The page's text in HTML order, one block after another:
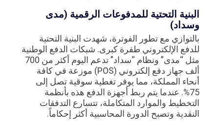
البنية التحتية للمدفوعات الرقمية (مدى
وسداد)
بالتوازي مع تطور الفوترة، شهدت البنية التحتية
للدفع الإلكتروني طفرة كبرى. شبكات الدفع الوطنية
مثل “مدى” ونظام “سداد” تدعم اليوم أكثر من 700
ألف جهاز دفع إلكتروني (POS) موزعة في كافة
أنحاء المملكة، مما يوفر تغطية سوقية تصل إلى
75%. عندما يتم ربط أجهزة الدفع هذه بأنظمة
التخطيط والموارد المتكاملة، تتسارع التدفقات
النقدية وتصبح الدورة المحاسبية أكثر إحكاماً.